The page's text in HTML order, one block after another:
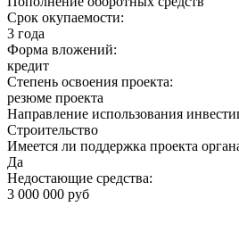
Срок окупаемости:
3 года
Форма вложений:
кредит
Степень освоения проекта:
резюме проекта
Направление использования
Строительство
Имеется ли поддержка проекта
Да
Недостающие средства:
3 000 000 руб